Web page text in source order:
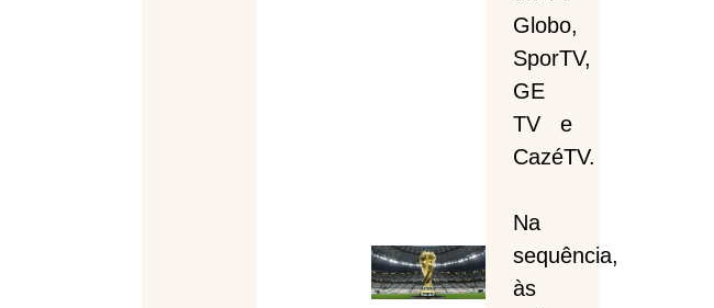
Globo,
SporTV,
GE
TV e
CazéTV.
Na
sequência,
às